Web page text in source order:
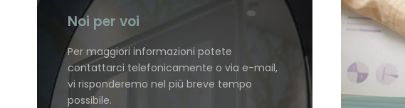
Noi per voi
Per maggiori informazioni potete
contattarci telefonicamente o via e-mail,
vi risponderemo nel più breve tempo
possibile.